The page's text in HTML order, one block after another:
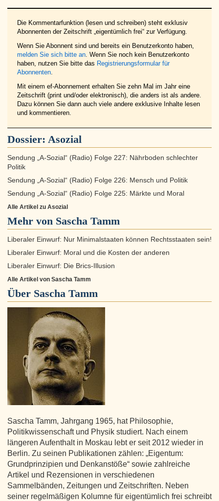
Die Kommentarfunktion (lesen und schreiben) steht exklusiv
Abonnenten der Zeitschrift „eigentümlich frei“ zur Verfügung.
Wenn Sie Abonnent sind und bereits ein Benutzerkonto haben,
melden Sie sich bitte an. Wenn Sie noch kein Benutzerkonto
haben, nutzen Sie bitte das Registrierungsformular für
Abonnenten.
Mit einem ef-Abonnement erhalten Sie zehn Mal im Jahr eine
Zeitschrift (print und/oder elektronisch), die anders ist als andere.
Dazu können Sie dann auch viele andere exklusive Inhalte lesen
und kommentieren.
Dossier: Asozial
Sendung „A-Sozial“ (Radio) Folge 227: Nährboden schlechter
Politik
Sendung „A-Sozial“ (Radio) Folge 226: Mensch und Politik
Sendung „A-Sozial“ (Radio) Folge 225: Märkte und Moral
Alle Artikel zu Asozial
Mehr von Sascha Tamm
Liberaler Einwurf: Nur Minimalstaaten können Rechtsstaaten sein!
Liberaler Einwurf: Moral und die Kosten der anderen
Liberaler Einwurf: Die Brics-Illusion
Alle Artikel von Sascha Tamm
Über Sascha Tamm
Sascha Tamm, Jahrgang 1965, hat Philosophie,
Politikwissenschaft und Physik studiert. Nach einem
längeren Aufenthalt in Moskau lebt er seit 2012 wieder in
Berlin. Zu seinen Publikationen zählen: „Eigentum:
Grundprinzipien und Denkanstöße“ sowie zahlreiche
Artikel und Rezensionen in verschiedenen
Sammelbänden, Zeitungen und Zeitschriften. Neben
seiner regelmäßigen Kolumne für eigentümlich frei schreibt